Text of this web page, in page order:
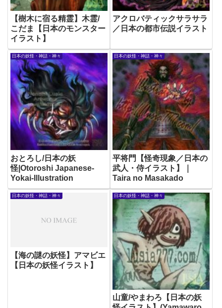
【樹木に宿る精霊】木霊/
こだま【日本のモンスター
イラスト】
アクロバティックサラサラ
／日本の都市伝説イラスト
日本の妖怪・神話・神々
おとろし/日本の妖
怪|Otoroshi Japanese-
Yokai-Illustration
日本の妖怪・神話・神々
平将門【怪奇現象／日本の
武人・侍イラスト】｜
Taira no Masakado
日本の妖怪・神話・神々
【海の謎の妖怪】アマビエ
【日本の妖怪イラスト】
日本の妖怪・神話・神々
山童/やまわろ【日本の妖